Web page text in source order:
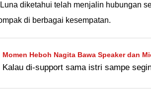
diketahui telah menjalin hubungan
di berbagai kesempatan.
Momen Heboh Nagita Bawa Speaker dan
Ahmad Lari Maraton, Sempet Karaokean
Kalau di-support sama istri sampe